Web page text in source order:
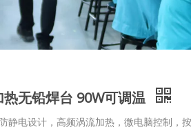
热无铅焊台 90W可调温
静电设计，高频涡流加热，微电脑控制，